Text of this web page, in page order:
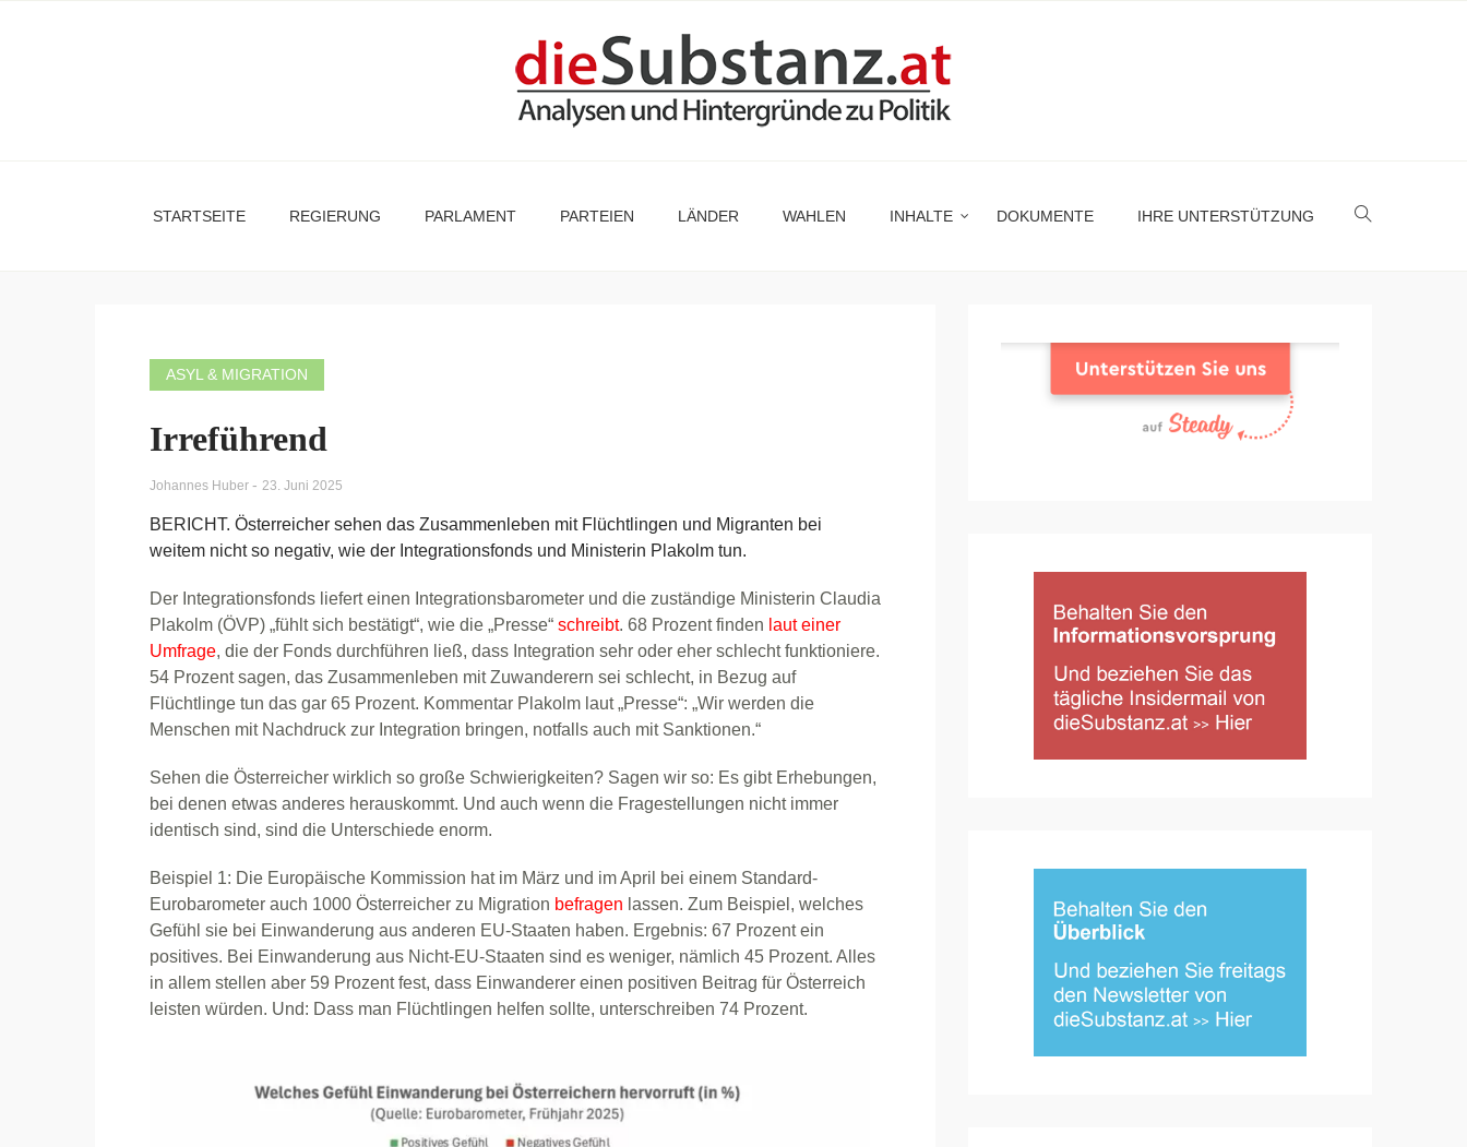
STARTSEITE REGIERUNG PARLAMENT PARTEIEN LÄNDER WAHLEN INHALTE DOKUMENTE IHRE UNTERSTÜTZUNG
ASYL & MIGRATION
Irreführend
Johannes Huber - 23. Juni 2025
BERICHT. Österreicher sehen das Zusammenleben mit Flüchtlingen und Migranten bei
weitem nicht so negativ, wie der Integrationsfonds und Ministerin Plakolm tun.
Der Integrationsfonds liefert einen Integrationsbarometer und die zuständige Ministerin Claudia
Plakolm (ÖVP) „fühlt sich bestätigt“, wie die „Presse“ schreibt. 68 Prozent finden laut einer
Umfrage, die der Fonds durchführen ließ, dass Integration sehr oder eher schlecht funktioniere.
54 Prozent sagen, das Zusammenleben mit Zuwanderern sei schlecht, in Bezug auf
Flüchtlinge tun das gar 65 Prozent. Kommentar Plakolm laut „Presse“: „Wir werden die
Menschen mit Nachdruck zur Integration bringen, notfalls auch mit Sanktionen.“
Sehen die Österreicher wirklich so große Schwierigkeiten? Sagen wir so: Es gibt Erhebungen,
bei denen etwas anderes herauskommt. Und auch wenn die Fragestellungen nicht immer
identisch sind, sind die Unterschiede enorm.
Beispiel 1: Die Europäische Kommission hat im März und im April bei einem Standard-
Eurobarometer auch 1000 Österreicher zu Migration befragen lassen. Zum Beispiel, welches
Gefühl sie bei Einwanderung aus anderen EU-Staaten haben. Ergebnis: 67 Prozent ein
positives. Bei Einwanderung aus Nicht-EU-Staaten sind es weniger, nämlich 45 Prozent. Alles
in allem stellen aber 59 Prozent fest, dass Einwanderer einen positiven Beitrag für Österreich
leisten würden. Und: Dass man Flüchtlingen helfen sollte, unterschreiben 74 Prozent.